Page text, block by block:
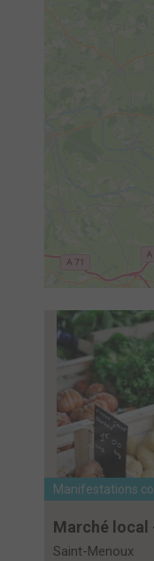
Manifestations
Marché local
Saint-Menoux